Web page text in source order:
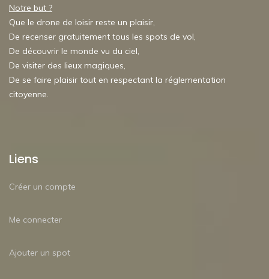
Notre but ?
Que le drone de loisir reste un plaisir,
De recenser gratuitement tous les spots de vol,
De découvrir le monde vu du ciel,
De visiter des lieux magiques,
De se faire plaisir tout en respectant la réglementation
citoyenne.
Liens
Créer un compte
Me connecter
Ajouter un spot